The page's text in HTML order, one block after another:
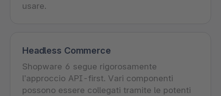
usare.
Headless Commerce
Shopware 6 segue rigorosamente
l’approccio API-first. Vari componenti
possono essere collegati tramite le potenti